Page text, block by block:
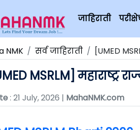
जाहिराती
NMK सर्व जाहिराती [UMED
MSRLM] महाराष्ट्र
: 21 July, 2026 | MahaNMK.com